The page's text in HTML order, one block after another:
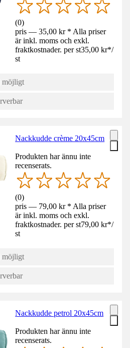
(0)
pris — 35,00 kr * Alla priser
är inkl. moms och exkl.
fraktkostnader. per st35,00 kr*/
st
möjligt
Nackkudde crème 20x45cm
Produkten har ännu inte
recenserats.
(0)
pris — 79,00 kr * Alla priser
är inkl. moms och exkl.
fraktkostnader. per st79,00 kr*/
st
möjligt
Nackkudde petrol 20x45cm
Produkten har ännu inte
recenserats.